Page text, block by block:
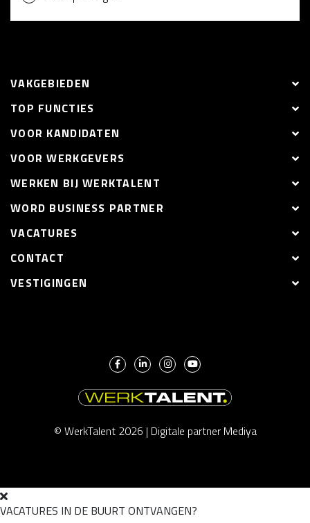
VAKGEBIEDEN
TOP FUNCTIES
VOOR KANDIDATEN
VOOR WERKGEVERS
WERKEN BIJ WERKTALENT
WORD BUSINESS PARTNER
VACATURES
CONTACT
VESTIGINGEN
© WerkTalent 2026 | Digitale partner Mediya
VACATURES IN DE BUURT ONTVANGEN?